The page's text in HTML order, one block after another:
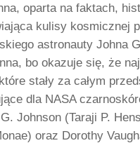
oparta na faktach,
kulisy kosmicznej
astronauty Johna
bo okazuje się, że
stały za całym
dla NASA
Johnson (Taraji P.
oraz Dorothy